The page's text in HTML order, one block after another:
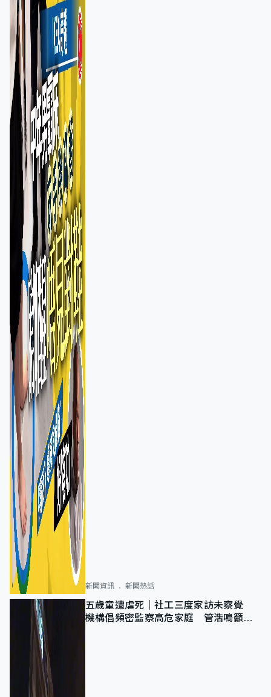
新聞資訊 新聞熱話
五歲童遭虐死｜社工三度家訪未察覺
機構倡頻密監察高危家庭 管浩鳴籲加